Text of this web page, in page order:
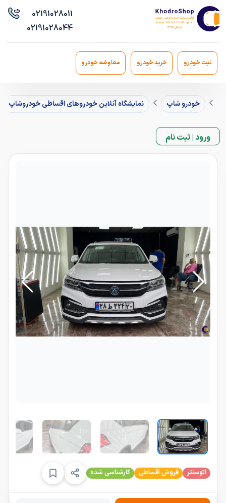
02191028011
02191028044
ثبت خودرو خرید خودرو معاوضه خودرو
خودرو شاپ نمایشگاه آنلاین خودروهای اقساطی خودروشاپ
ورود | ثبت نام
اتوسنتر فروش اقساطی کارشناسی شده